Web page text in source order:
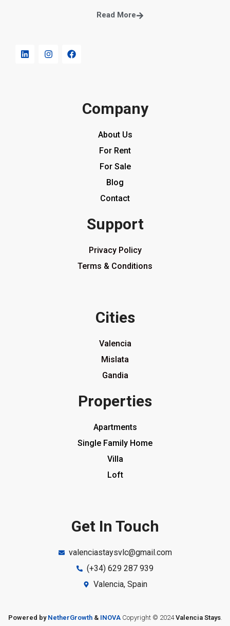
Read More
Company
About Us
For Rent
For Sale
Blog
Contact
Support
Privacy Policy
Terms & Conditions
Cities
Valencia
Mislata
Gandia
Properties
Apartments
Single Family Home
Villa
Loft
Get In Touch
valenciastaysvlc@gmail.com
(+34) 629 287 939
Valencia, Spain
Powered by NetherGrowth& INOVACopyright © 2024Valencia Stays.